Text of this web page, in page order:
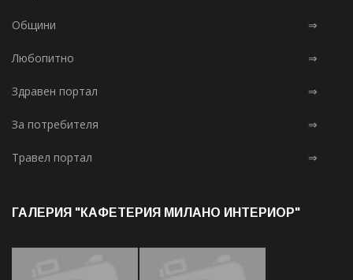
Общини ⇒
Любопитно ⇒
Здравен портал ⇒
За потребителя ⇒
Травел портал ⇒
ГАЛЕРИЯ "КАФЕТЕРИЯ МИЛАНО ИНТЕРИОР"